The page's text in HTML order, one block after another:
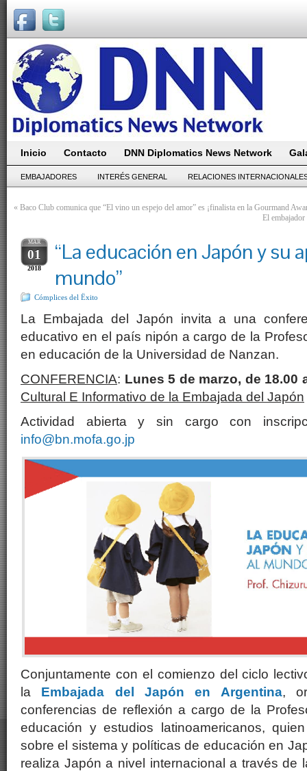
Inicio Contacto DNN Diplomatics News Network
EMBAJADORES INTERÉS GENERAL RELACIONES
« Baco Club comunica que “El vino un espejo del amor” es ¡finalista en la Gourmand
El
MAR
01
2018
“La educación en Japón y su
mundo”
Cómplices del Ëxito
La Embajada del Japón invita a una
educativo en el país nipón a cargo de la
en educación de la Universidad de Nanzan.
CONFERENCIA: Lunes 5 de marzo, de 18.00
Cultural E Informativo de la Embajada del Japón
Actividad abierta y sin cargo con
info@bn.mofa.go.jp
Conjuntamente con el comienzo del ciclo
la Embajada del Japón en Argentina,
conferencias de reflexión a cargo de la
educación y estudios latinoamericanos,
sobre el sistema y políticas de educación en
realiza Japón a nivel internacional a través de